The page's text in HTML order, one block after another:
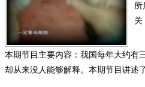
所
关
本期节目主要内容：我国每年大约有
却从来没人能够解释。本期节目讲述